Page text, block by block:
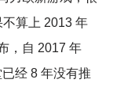
算上 2013 年
，自 2017 年
经 8 年没有推